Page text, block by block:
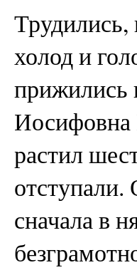
Трудились,
холод и
прижились
Иосифовна
растил
сначала в